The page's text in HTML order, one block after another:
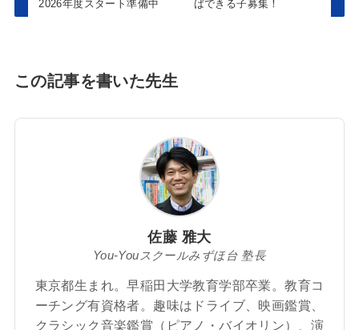
2026年度スタート準備中
ばできる子募集！
この記事を書いた先生
佐藤 雅大
You-Youスクールみずほ台 塾長
東京都生まれ。早稲田大学教育学部卒業。教育コ
ーチング有資格者。趣味はドライブ、映画鑑賞、
クラシック音楽鑑賞（ピアノ・バイオリン）、演